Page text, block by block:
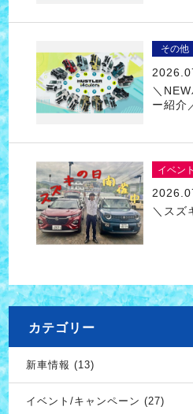
その他
＼
ー紹介
イベン
＼スズ
カテゴリー
新車情報 (13)
イベント/キャンペーン (27)